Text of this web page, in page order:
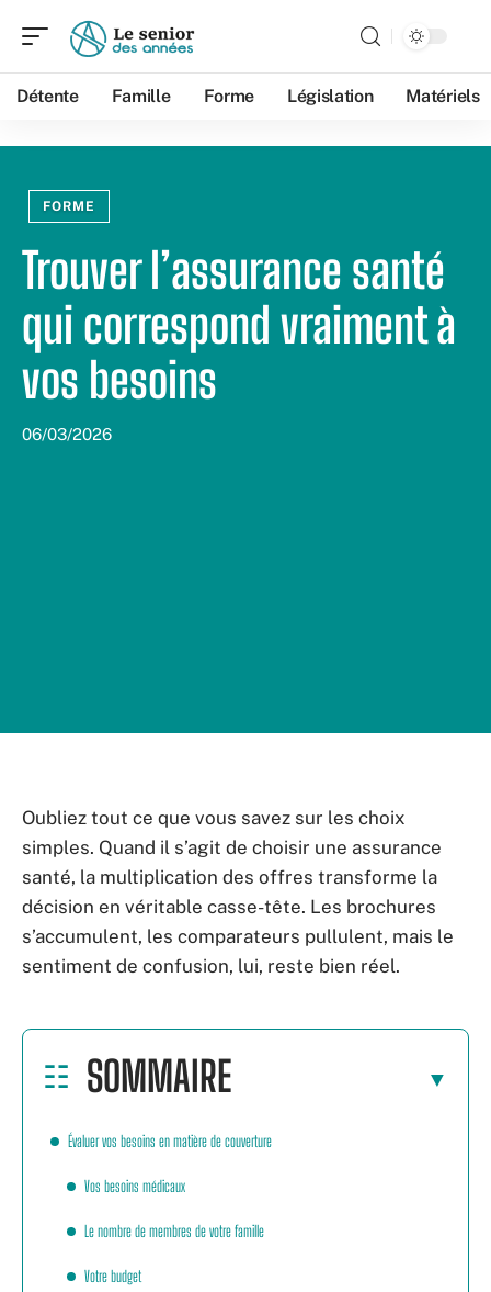
Détente Famille Forme Législation Matériels
FORME
Trouver l’assurance santé
qui correspond vraiment à
vos besoins
06/03/2026
Oubliez tout ce que vous savez sur les choix
simples. Quand il s’agit de choisir une assurance
santé, la multiplication des offres transforme la
décision en véritable casse-tête. Les brochures
s’accumulent, les comparateurs pullulent, mais le
sentiment de confusion, lui, reste bien réel.
SOMMAIRE
Évaluer vos besoins en matière de couverture
Vos besoins médicaux
Le nombre de membres de votre famille
Votre budget